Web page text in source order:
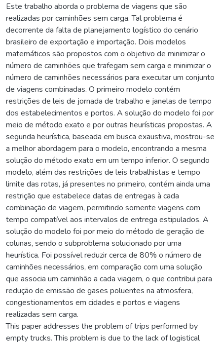
Este trabalho aborda o problema de viagens que são
realizadas por caminhões sem carga. Tal problema é
decorrente da falta de planejamento logístico do cenário
brasileiro de exportação e importação. Dois modelos
matemáticos são propostos com o objetivo de minimizar o
número de caminhões que trafegam sem carga e minimizar o
número de caminhões necessários para executar um conjunto
de viagens combinadas. O primeiro modelo contém
restrições de leis de jornada de trabalho e janelas de tempo
dos estabelecimentos e portos. A solução do modelo foi por
meio de método exato e por outras heurísticas propostas. A
segunda heurística, baseada em busca exaustiva, mostrou-se
a melhor abordagem para o modelo, encontrando a mesma
solução do método exato em um tempo inferior. O segundo
modelo, além das restrições de leis trabalhistas e tempo
limite das rotas, já presentes no primeiro, contém ainda uma
restrição que estabelece datas de entregas à cada
combinação de viagem, permitindo somente viagens com
tempo compatível aos intervalos de entrega estipulados. A
solução do modelo foi por meio do método de geração de
colunas, sendo o subproblema solucionado por uma
heurística. Foi possível reduzir cerca de 80% o número de
caminhões necessários, em comparação com uma solução
que associa um caminhão a cada viagem, o que contribui para
redução de emissão de gases poluentes na atmosfera,
congestionamentos em cidades e portos e viagens
realizadas sem carga.
This paper addresses the problem of trips performed by
empty trucks. This problem is due to the lack of logistical